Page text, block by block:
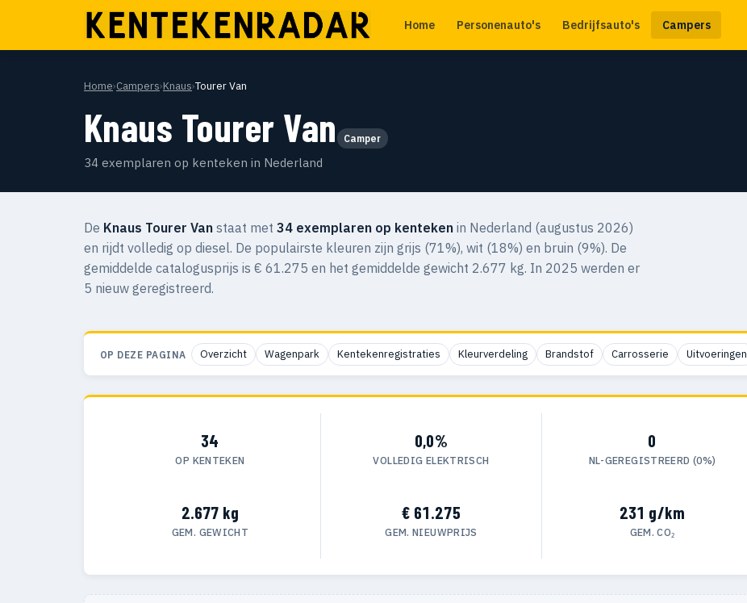
Home Personenauto's Bedrijfsauto's Campers
Home›Campers›Knaus›Tourer Van
Knaus Tourer Van Camper
34 exemplaren op kenteken in Nederland
De Knaus Tourer Van staat met 34 exemplaren op kenteken in Nederland (augustus 2026)
en rijdt volledig op diesel. De populairste kleuren zijn grijs (71%), wit (18%) en bruin (9%). De
gemiddelde catalogusprijs is € 61.275 en het gemiddelde gewicht 2.677 kg. In 2025 werden er
5 nieuw geregistreerd.
OP DEZE PAGINA Overzicht Wagenpark Kentekenregistraties Kleurverdeling Brandstof Carrosserie Uitvoeringen
34
OP KENTEKEN
0,0%
VOLLEDIG ELEKTRISCH
0
NL-GEREGISTREERD (0%)
2.677 kg
GEM. GEWICHT
€ 61.275
GEM. NIEUWPRIJS
231 g/km
GEM. CO₂